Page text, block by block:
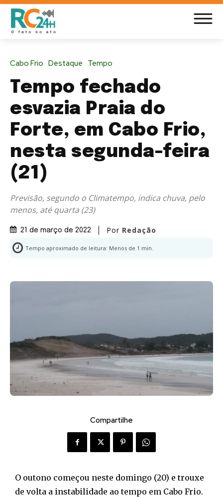
Cabo Frio Destaque Tempo
Tempo fechado
esvazia Praia do
Forte, em Cabo Frio,
nesta segunda-feira
(21)
Previsão, segundo o Climatempo, indica chuva, pelo
menos, até quarta (23)
21 de março de 2022 Por Redação
Tempo aproximado de leitura: Menos de 1 min.
Compartilhe
O outono começou neste domingo (20) e trouxe
de volta a instabilidade ao tempo em Cabo Frio.